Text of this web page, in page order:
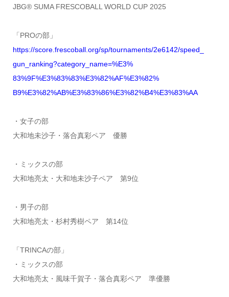
JBG® SUMA FRESCOBALL WORLD CUP 2025
「PROの部」
https://score.frescoball.org/sp/tournaments/2e6142/speed_
gun_ranking?category_name=%E3%
83%9F%E3%83%83%E3%82%AF%E3%82%
B9%E3%82%AB%E3%83%86%E3%82%B4%E3%83%AA
・女子の部
大和地未沙子・落合真彩ペア 優勝
・ミックスの部
大和地亮太・大和地未沙子ペア 第9位
・男子の部
大和地亮太・杉村秀樹ペア 第14位
「TRINCAの部」
・ミックスの部
大和地亮太・風味千賀子・落合真彩ペア 準優勝